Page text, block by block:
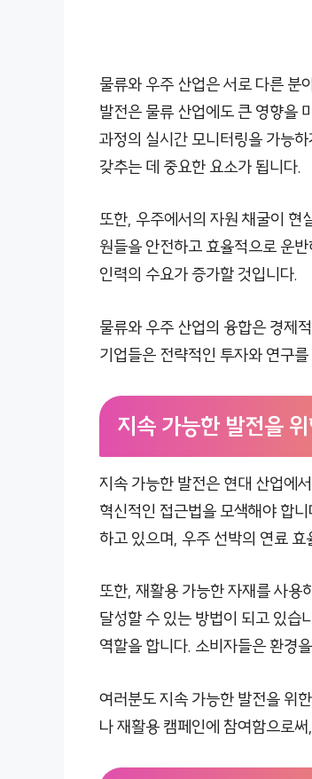
물류와 우주 산업은 서로 다른 분
발전은 물류 산업에도 큰 영향을
과정의 실시간 모니터링을 가능
갖추는 데 중요한 요소가 됩니다.
또한, 우주에서의 자원 채굴이 현
원들을 안전하고 효율적으로 운
인력의 수요가 증가할 것입니다.
물류와 우주 산업의 융합은 경제
기업들은 전략적인 투자와 연구
지속 가능한 발전을
지속 가능한 발전은 현대 산업에
혁신적인 접근법을 모색해야 합
하고 있으며, 우주 선박의 연료
또한, 재활용 가능한 자재를 사용
달성할 수 있는 방법이 되고 있습
역할을 합니다. 소비자들은 환경
여러분도 지속 가능한 발전을 위
나 재활용 캠페인에 참여함으로